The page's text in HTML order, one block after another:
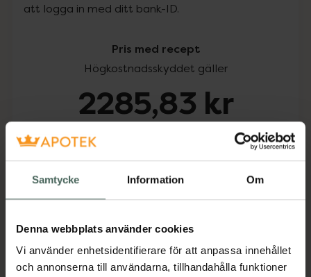
Samtycke Information Om
Denna webbplats använder cookies
Vi använder enhetsidentifierare för att anpassa innehållet
och annonserna till användarna, tillhandahålla funktioner
att logga in med ditt bank-ID.
Pris med recept
Högkostnadsskyddet gäller
2285,83 kr
Köp via ditt recept
Beskrivning Dölj